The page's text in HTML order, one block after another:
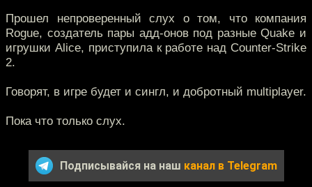
Прошел непроверенный слух о том, что компания
Rogue, создатель пары адд-онов под разные Quake и
игрушки Alice, приступила к работе над Counter-Strike
2.
Говорят, в игре будет и сингл, и добротный multiplayer.
Пока что только слух.
Подписывайся на наш канал в Telegram